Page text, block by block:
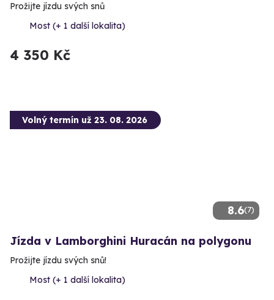
Prožijte jízdu svých snů
Most (+ 1 další lokalita)
4 350 Kč
8.6(7)
Volný termín už 23. 08. 2026
Jízda v Lamborghini Huracán na polygonu
Prožijte jízdu svých snů!
Most (+ 1 další lokalita)